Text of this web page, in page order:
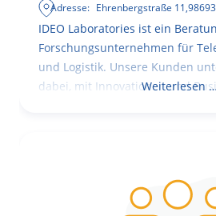
Adresse: Ehrenbergstraße 11,98693
IDEO Laboratories ist ein
Forschungsunternehmen für
und Logistik. Unsere Kunden
dabei, mit Innovationen und
Weiterlesen …